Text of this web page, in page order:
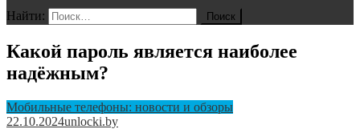
Найти:
Какой пароль является наиболее
надёжным?
Мобильные телефоны: новости и обзоры
22.10.2024unlocki.by